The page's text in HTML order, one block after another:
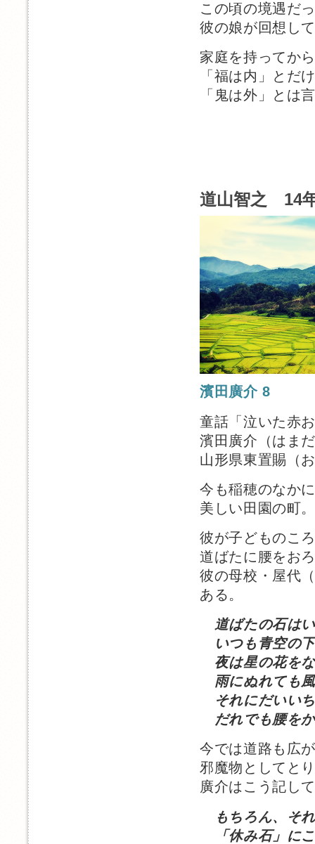
この頃の境遇だ
彼の娘が回想し
家庭を持ってか
「福は内」とだ
「鬼は外」とは
道山智之 14
濱田廣介 8
童話「泣いた赤
濱田廣介（はま
山形県東置賜（
今も稲穂のなか
美しい田園の町
彼が子どものこ
道ばたに腰をお
彼の母校・屋代
ある。
道ばたの石は
いつも青空の
夜は星の花を
雨にぬれても
それにだいい
だれでも腰を
今では道路も広
邪魔物としてと
廣介はこう記し
もちろん、そ
「休み石」に